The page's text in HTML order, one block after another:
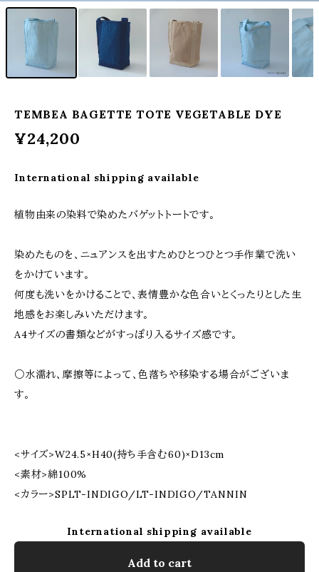
TEMBEA BAGETTE TOTE VEGETABLE DYE
¥24,200
International shipping available
植物由来の染料で染めたバゲットトートです。
染めたものを、ニュアンスを出すためひとつひとつ手作業で洗い
をかけています。
何度も洗いをかけることで、表情豊かな色合いとくったりとした生
地感をお楽しみいただけます。
A4サイズの書類などがすっぽり入るサイズ感です。
○水濡れ、摩擦等によって、色落ちや移染する場合がございま
す。
<サイズ>W24.5×H40(持ち手含む60)×D13cm
<素材>綿100%
<カラー>SPLT-INDIGO/LT-INDIGO/TANNIN
International shipping available
Add to cart